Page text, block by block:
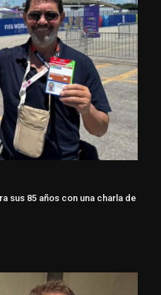
sus 85 años con una charla de